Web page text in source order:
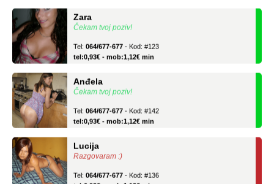
Čekam tvoj poziv!
tel:0,93€ - mob:1,12€ min
Čekam tvoj poziv!
tel:0,93€ - mob:1,12€ min
Razgovaram :)
tel:0,93€ - mob:1,12€ min